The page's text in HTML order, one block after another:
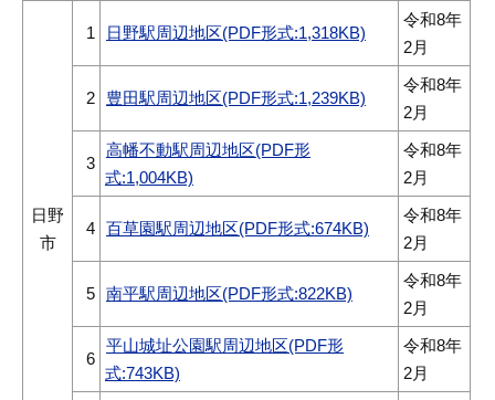
日野
市
1 日野駅周辺地区(PDF形式:1,318KB)
令和8年
2月
2 豊田駅周辺地区(PDF形式:1,239KB)
令和8年
2月
3
高幡不動駅周辺地区(PDF形
式:1,004KB)
令和8年
2月
4 百草園駅周辺地区(PDF形式:674KB)
令和8年
2月
5 南平駅周辺地区(PDF形式:822KB)
令和8年
2月
6
平山城址公園駅周辺地区(PDF形
式:743KB)
令和8年
2月